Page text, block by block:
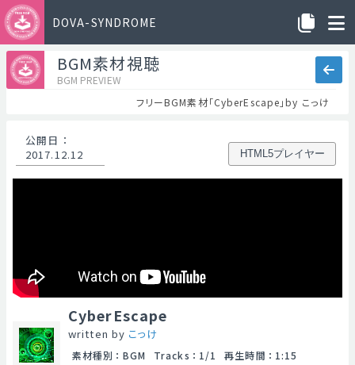
DOVA-SYNDROME
BGM素材視聴
BGM PREVIEW
フリーBGM素材「CyberEscape」by こっけ
公開日 ：
2017.12.12
HTML5プレイヤー
CyberEscape
written by こっけ
素材種別 ： BGM Tracks ： 1/1 再生時間 ： 1:15